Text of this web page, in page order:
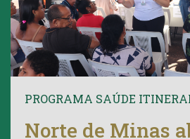
PROGRAMA SAÚDE
Norte de Minas